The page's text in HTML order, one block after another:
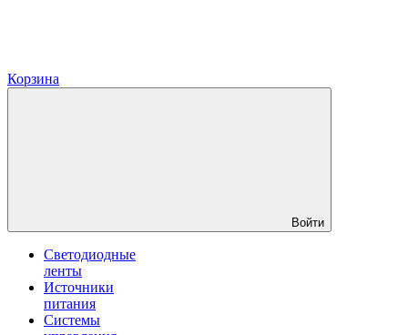
Корзина
Войти
Светодиодные
ленты
Источники
питания
Системы